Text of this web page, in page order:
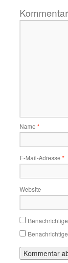
Kommentar
Name *
E-Mail-Adresse *
Website